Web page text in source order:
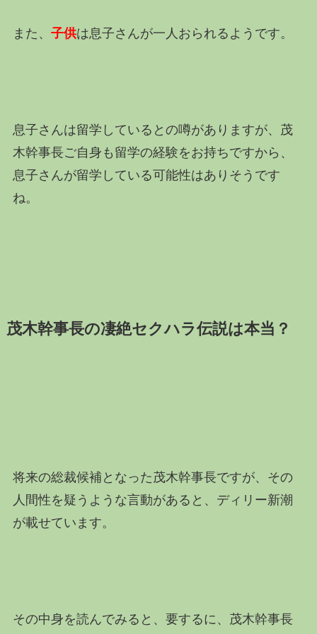
また、 子供は息子さんが一人おられるようです。
息子さんは留学しているとの噂がありますが、茂
木幹事長ご自身も留学の経験をお持ちですから、
息子さんが留学している可能性はありそうです
ね。
茂木幹事長の凄絶セクハラ伝説は本当？
将来の総裁候補となった茂木幹事長ですが、その
人間性を疑うような言動があると、ディリー新潮
が載せています。
その中身を読んでみると、要するに、茂木幹事長